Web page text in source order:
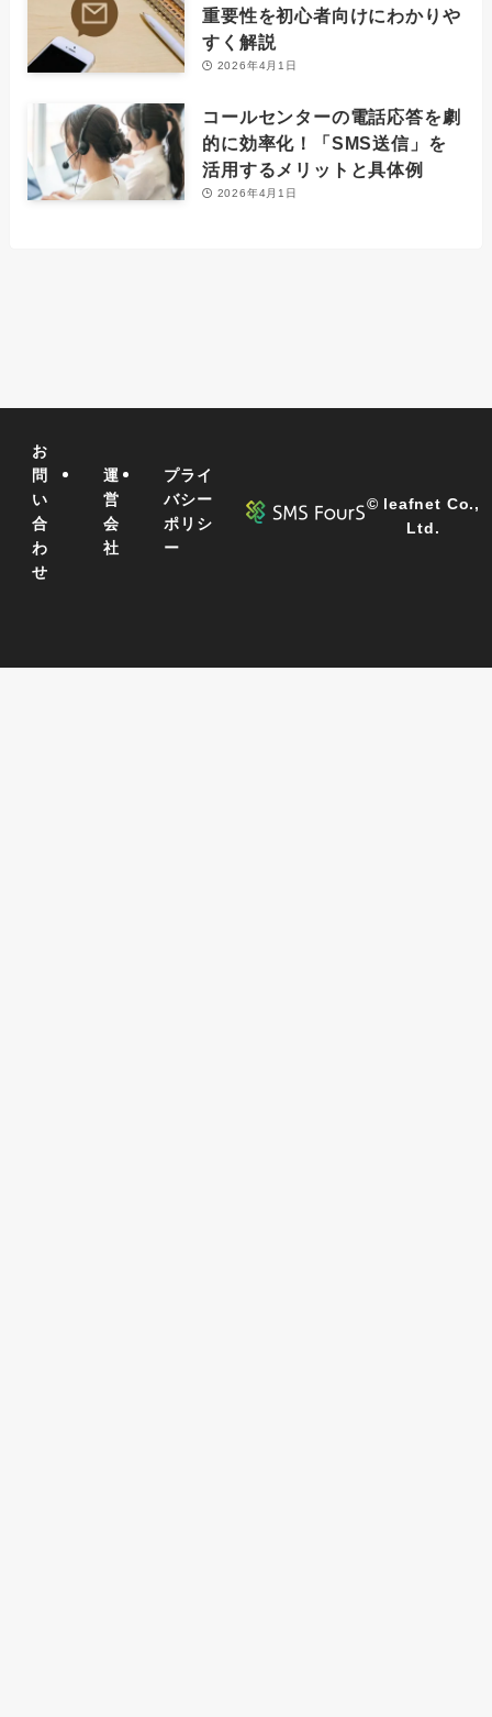
重要性を初心者向けにわかりや
すく解説
2026年4月1日
コールセンターの電話応答を劇
的に効率化！「SMS送信」を
活用するメリットと具体例
2026年4月1日
お
問
い
合
わ
せ
運
営
会
社
プライ
バシー
ポリシ
ー
© leafnet Co.,
Ltd.